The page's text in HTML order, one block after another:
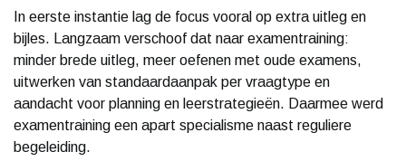
In eerste instantie lag de focus vooral op extra uitleg en
bijles. Langzaam verschoof dat naar examentraining:
minder brede uitleg, meer oefenen met oude examens,
uitwerken van standaardaanpak per vraagtype en
aandacht voor planning en leerstrategieën. Daarmee werd
examentraining een apart specialisme naast reguliere
begeleiding.